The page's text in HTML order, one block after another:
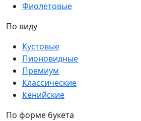
Фиолетовые
По виду
Кустовые
Пионовидные
Премиум
Классические
Кенийские
По форме букета